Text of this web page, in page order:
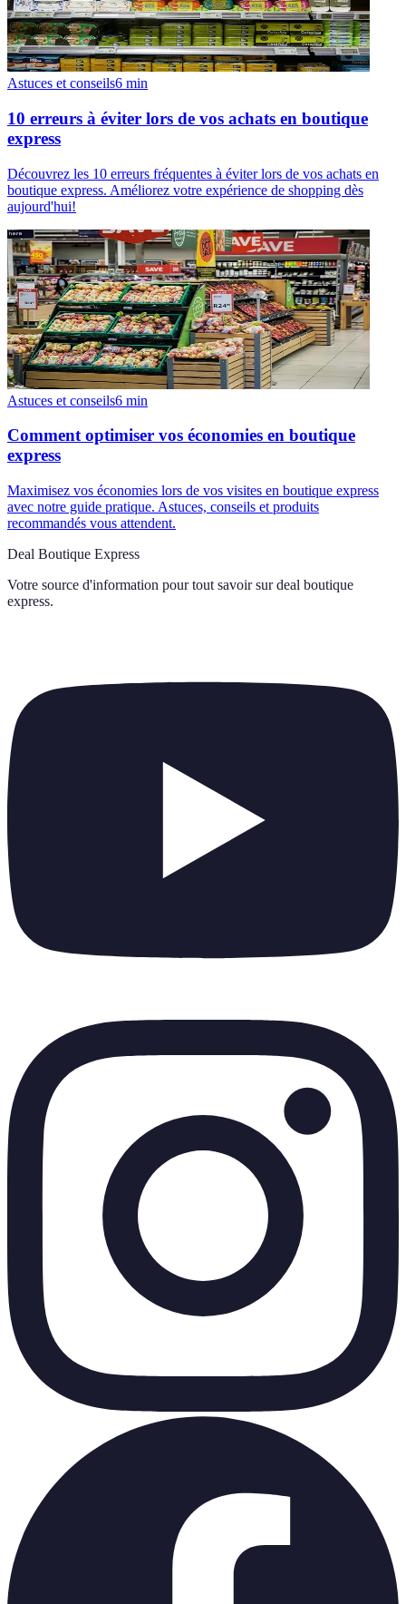
Astuces et conseils6 min
10 erreurs à éviter lors de vos achats en boutique
express
Découvrez les 10 erreurs fréquentes à éviter lors de vos achats en
boutique express. Améliorez votre expérience de shopping dès
aujourd'hui!
Astuces et conseils6 min
Comment optimiser vos économies en boutique
express
Maximisez vos économies lors de vos visites en boutique express
avec notre guide pratique. Astuces, conseils et produits
recommandés vous attendent.
Deal Boutique Express
Votre source d'information pour tout savoir sur deal boutique
express.